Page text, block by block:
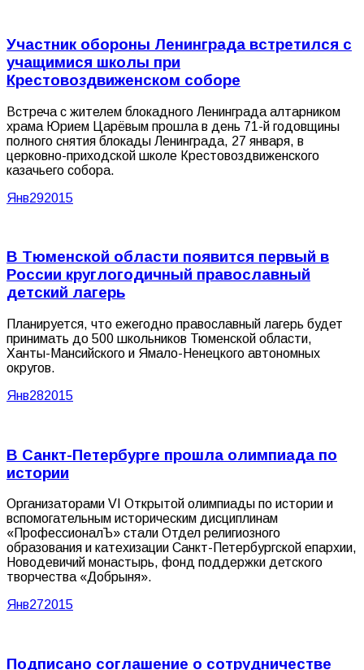
Участник обороны Ленинграда встретился с
учащимися школы при
Крестовоздвиженском соборе
Встреча с жителем блокадного Ленинграда алтарником
храма Юрием Царёвым прошла в день 71-й годовщины
полного снятия блокады Ленинграда, 27 января, в
церковно-приходской школе Крестовоздвиженского
казачьего собора.
Янв292015
В Тюменской области появится первый в
России круглогодичный православный
детский лагерь
Планируется, что ежегодно православный лагерь будет
принимать до 500 школьников Тюменской области,
Ханты-Мансийского и Ямало-Ненецкого автономных
округов.
Янв282015
В Санкт-Петербурге прошла олимпиада по
истории
Организаторами VI Открытой олимпиады по истории и
вспомогательным историческим дисциплинам
«ПрофессионалЪ» стали Отдел религиозного
образования и катехизации Санкт-Петербургской епархии,
Новодевичий монастырь, фонд поддержки детского
творчества «Добрыня».
Янв272015
Подписано соглашение о сотрудничестве